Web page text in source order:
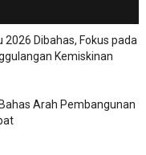
2026 Dibahas, Fokus pada
Kemiskinan
Arah Pembangunan